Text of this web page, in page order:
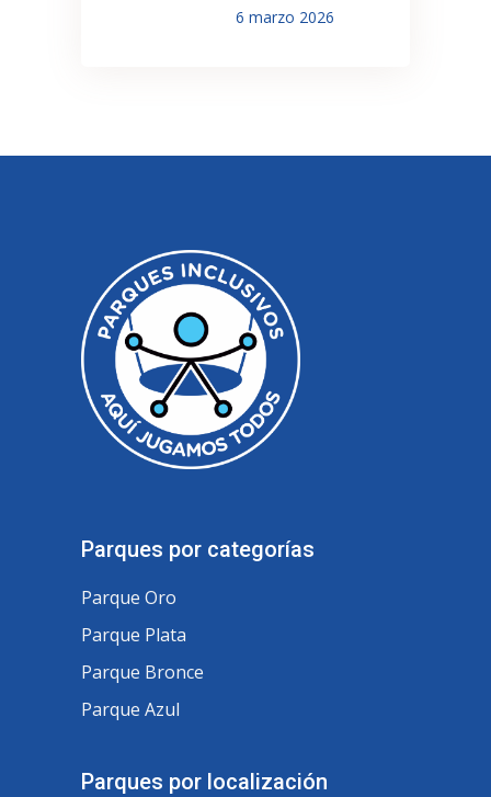
6 marzo 2026
Parques por categorías
Parque Oro
Parque Plata
Parque Bronce
Parque Azul
Parques por localización